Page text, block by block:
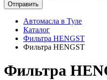
Отправить
Автомасла в Туле
Каталог
Фильтра HENGST
Фильтра HENGST
Фильтра